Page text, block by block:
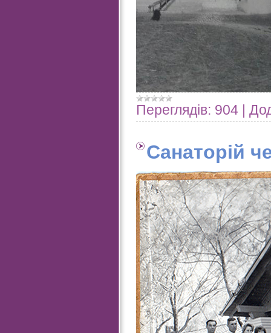
Переглядів: 904 |
Санаторій